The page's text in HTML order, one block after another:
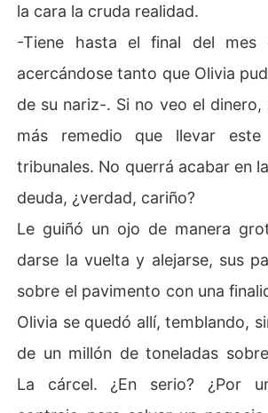
la cara la cruda realidad.
-Tiene hasta el final del mes
acercándose tanto que Olivia
de su nariz-. Si no veo el dinero,
más remedio que llevar
tribunales. No querrá acabar en
deuda, ¿verdad, cariño?
Le guiñó un ojo de manera
darse la vuelta y alejarse, sus
sobre el pavimento con una
Olivia se quedó allí, temblando,
de un millón de toneladas
La cárcel. ¿En serio? ¿Por